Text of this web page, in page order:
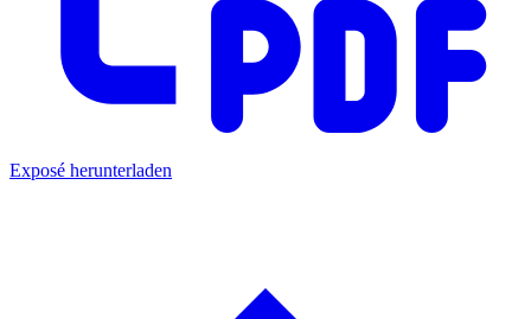
Exposé herunterladen